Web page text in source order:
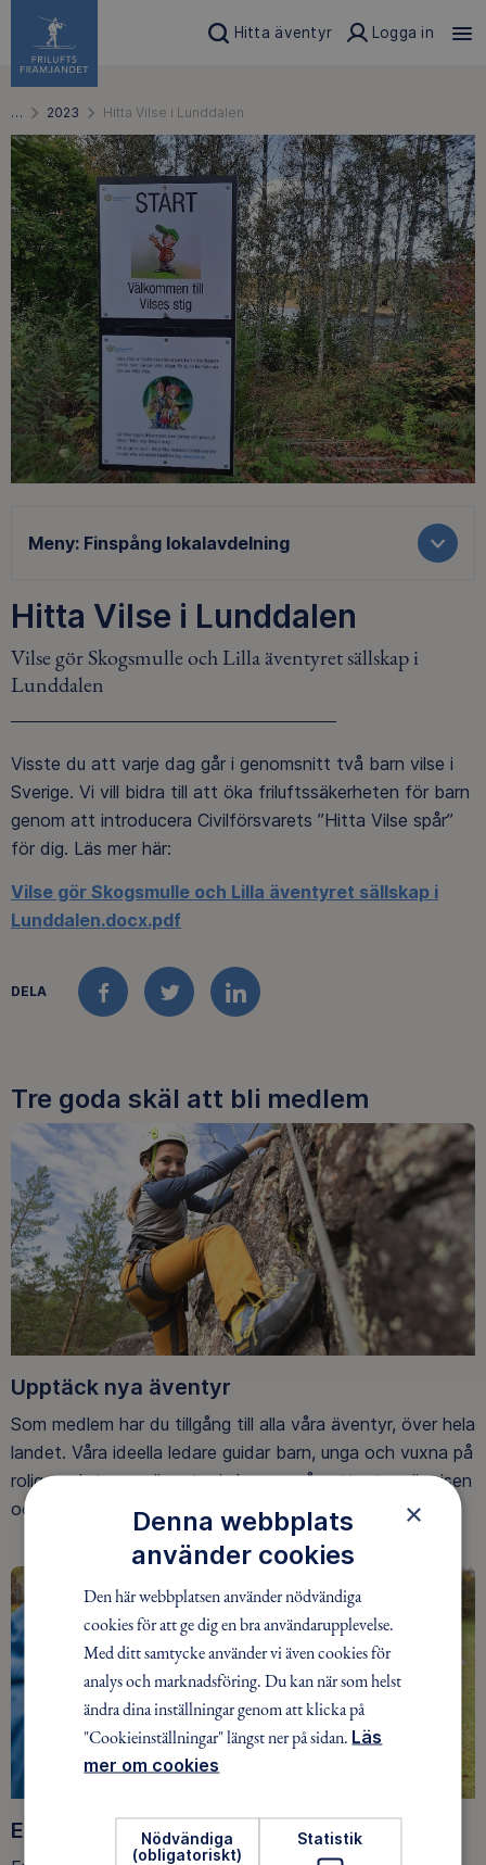
Hitta äventyr Logga in
… 2023 Hitta Vilse i Lunddalen
Meny: Finspång lokalavdelning
Hitta Vilse i Lunddalen
Vilse gör Skogsmulle och Lilla äventyret sällskap i
Lunddalen
Visste du att varje dag går i genomsnitt två barn vilse i
Sverige. Vi vill bidra till att öka friluftssäkerheten för barn
genom att introducera Civilförsvarets ”Hitta Vilse spår”
för dig. Läs mer här:
Vilse gör Skogsmulle och Lilla äventyret sällskap i
Lunddalen.docx.pdf
DELA
FACEBOOKTWITTERLINKEDIN
Tre goda skäl att bli medlem
Upptäck nya äventyr
Som medlem har du tillgång till alla våra äventyr, över hela
landet. Våra ideella ledare guidar barn, unga och vuxna på
roliga och trygga äventyr i skogen, på vattnet, snön, isen
och på fjället.
Ett friluftsliv för alla
×
Denna webbplats
använder cookies
Den här webbplatsen använder nödvändiga
cookies för att ge dig en bra användarupplevelse.
Med ditt samtycke använder vi även cookies för
analys och marknadsföring. Du kan när som helst
ändra dina inställningar genom att klicka på
"Cookieinställningar" längst ner på sidan. Läs
mer om cookies
Nödvändiga
(obligatoriskt)
Statistik